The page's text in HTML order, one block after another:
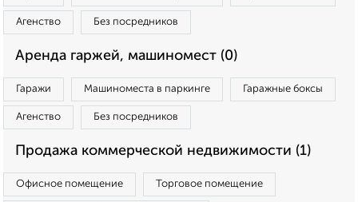
Агенство Без посредников
Аренда гаржей, машиномест (0)
Гаражи Машиноместа в паркинге Гаражные боксы
Агенство Без посредников
Продажа коммерческой недвижимости (1)
Офисное помещение Торговое помещение